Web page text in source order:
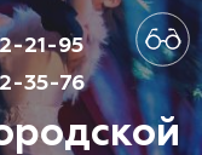
21-95
35-76